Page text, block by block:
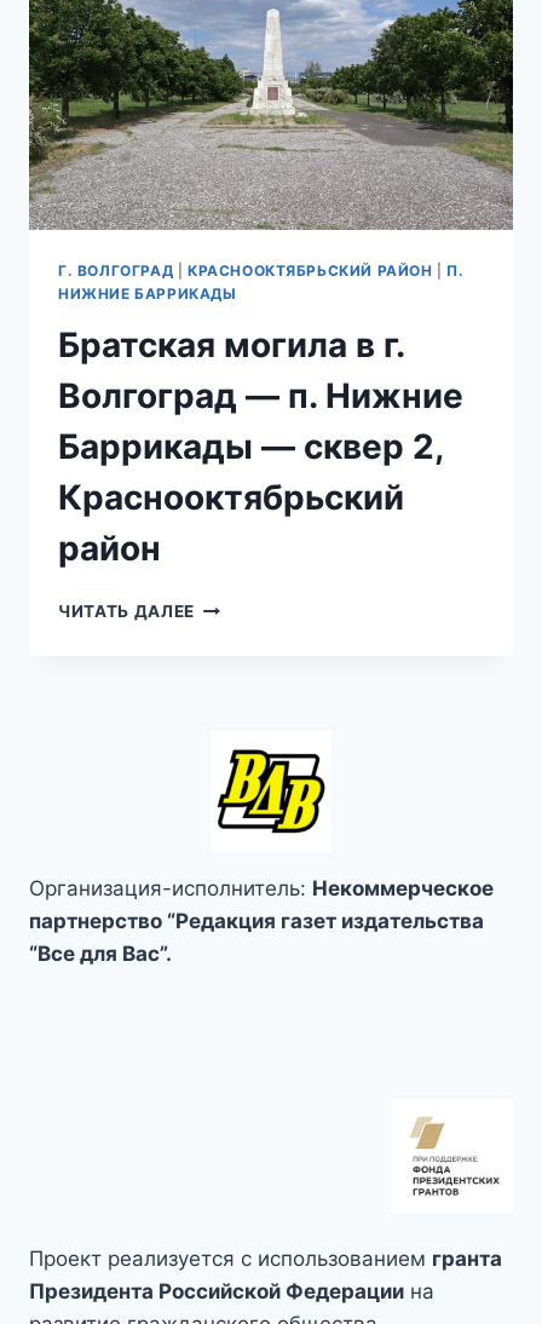
БАРРИКАДЫ
—
НА
БЕРЕГУ
ВОЛГИ,
КРАСНООКТЯБРЬСКИЙ
РАЙОН
Г. ВОЛГОГРАД КРАСНООКТЯБРЬСКИЙ РАЙОН
П.
НИЖНИЕ БАРРИКАДЫ
Братская могила в г.
Волгоград — п. Нижние
Баррикады — сквер 2,
Краснооктябрьский
район
ЧИТАТЬ ДАЛЕЕ БРАТСКАЯ
НИЖНИЕ
БАРРИКАДЫ
2,
РАЙОН
Организация-исполнитель: Некоммерческое
партнерство “Редакция газет издательства
“Все для Вас”.
Проект реализуется с использованием гранта
Президента Российской Федерации на